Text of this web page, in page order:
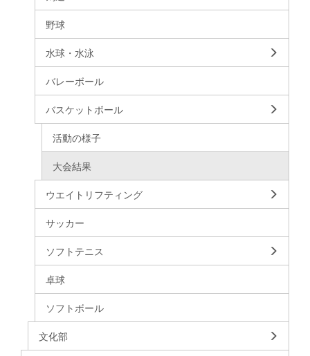
野球
水球・水泳
バレーボール
バスケットボール
活動の様子
大会結果
ウエイトリフティング
サッカー
ソフトテニス
卓球
ソフトボール
文化部